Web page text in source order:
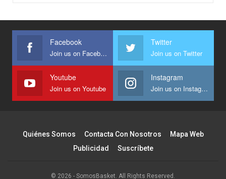
Facebook
Join us on Facebook
Twitter
Join us on Twitter
Youtube
Join us on Youtube
Instagram
Join us on Instagram
Quiénes Somos Contacta Con Nosotros
Mapa Web
Publicidad
Suscríbete
© 2026 - SomosBasket. All Rights Reserved.